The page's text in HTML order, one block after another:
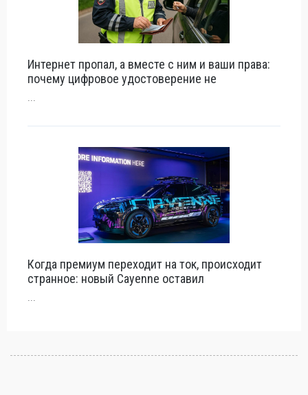
Интернет пропал, а вместе с ним и ваши права:
почему цифровое удостоверение не
...
Когда премиум переходит на ток, происходит
странное: новый Cayenne оставил
...